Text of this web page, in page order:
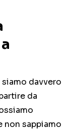
davvero
da
non sappiamo